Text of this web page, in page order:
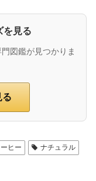
を見る
図鑑が見つかりま
ヒー
ナチュラル